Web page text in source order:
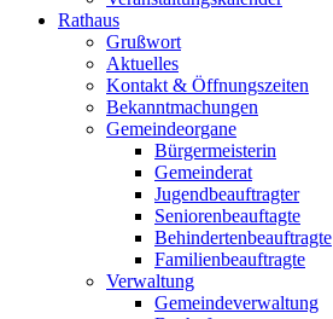
Rathaus
Grußwort
Aktuelles
Kontakt & Öffnungszeiten
Bekanntmachungen
Gemeindeorgane
Bürgermeisterin
Gemeinderat
Jugendbeauftragter
Seniorenbeauftagte
Behindertenbeauftragte
Familienbeauftragte
Verwaltung
Gemeindeverwaltung